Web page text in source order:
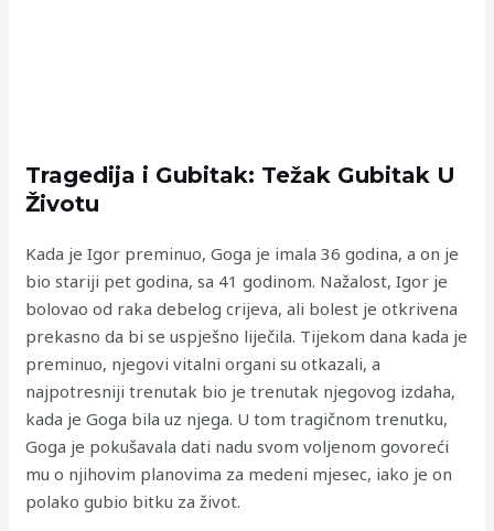
Tragedija i Gubitak: Težak Gubitak U
Životu
Kada je Igor preminuo, Goga je imala 36 godina, a on je
bio stariji pet godina, sa 41 godinom. Nažalost, Igor je
bolovao od raka debelog crijeva, ali bolest je otkrivena
prekasno da bi se uspješno liječila. Tijekom dana kada je
preminuo, njegovi vitalni organi su otkazali, a
najpotresniji trenutak bio je trenutak njegovog izdaha,
kada je Goga bila uz njega. U tom tragičnom trenutku,
Goga je pokušavala dati nadu svom voljenom govoreći
mu o njihovim planovima za medeni mjesec, iako je on
polako gubio bitku za život.